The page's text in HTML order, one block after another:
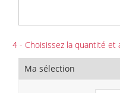
4 - Choisissez la quantité et
Ma sélection